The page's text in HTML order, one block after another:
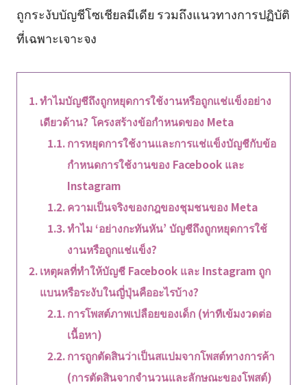
ถูกระงับบัญชีโซเชียลมีเดีย รวมถึงแนวทางการปฏิบัติ
ที่เฉพาะเจาะจง
ทำไมบัญชีถึงถูกหยุดการใช้งานหรือถูกแช่แข็งอย่าง
เดียวด้าน? โครงสร้างข้อกำหนดของ Meta
การหยุดการใช้งานและการแช่แข็งบัญชีกับข้อ
กำหนดการใช้งานของ Facebook และ
Instagram
ความเป็นจริงของกฎของชุมชนของ Meta
ทำไม ‘อย่างกะทันหัน’ บัญชีถึงถูกหยุดการใช้
งานหรือถูกแช่แข็ง?
เหตุผลที่ทำให้บัญชี Facebook และ Instagram ถูก
แบนหรือระงับในญี่ปุ่นคืออะไรบ้าง?
การโพสต์ภาพเปลือยของเด็ก (ท่าทีเข้มงวดต่อ
เนื้อหา)
การถูกตัดสินว่าเป็นสแปมจากโพสต์ทางการค้า
(การตัดสินจากจำนวนและลักษณะของโพสต์)